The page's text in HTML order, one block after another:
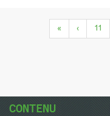
« ‹ 11
CONTENU